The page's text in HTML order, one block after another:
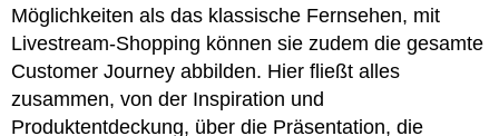
Möglichkeiten als das klassische Fernsehen, mit
Livestream-Shopping können sie zudem die gesamte
Customer Journey abbilden. Hier fließt alles
zusammen, von der Inspiration und
Produktentdeckung, über die Präsentation, die